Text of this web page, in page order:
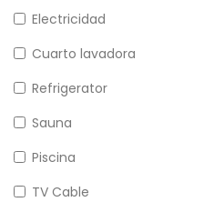
Electricidad
Cuarto lavadora
Refrigerator
Sauna
Piscina
TV Cable